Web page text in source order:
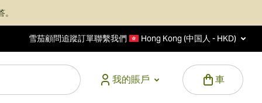
雪茄顧問追蹤訂單聯繫我們 Hong Kong (中国人 - HKD)
我的賬戶
車